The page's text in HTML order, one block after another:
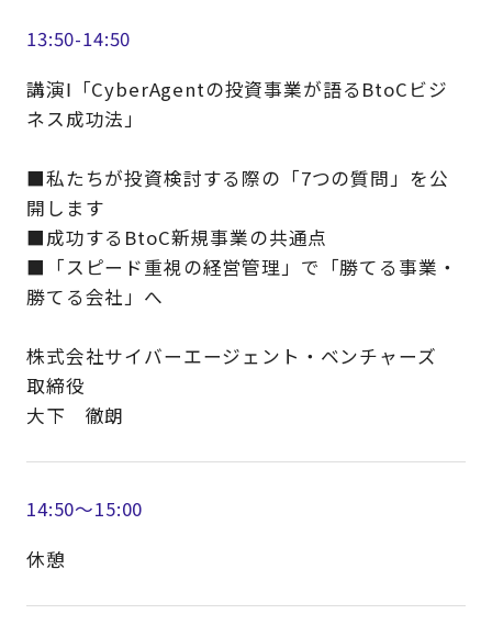
13:50-14:50
講演Ⅰ「CyberAgentの投資事業が語るBtoCビジ
ネス成功法」
■私たちが投資検討する際の「7つの質問」を公
開します
■成功するBtoC新規事業の共通点
■「スピード重視の経営管理」で「勝てる事業・
勝てる会社」へ
株式会社サイバーエージェント・ベンチャーズ
取締役
大下 徹朗
14:50～15:00
休憩